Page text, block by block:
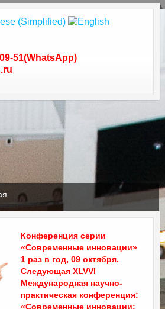
51(WhatsApp)
Конференция серии
«Современные инновации»
1 раз в год, 09 октября.
Следующая XLVVI
Международная научно-
практическая конференция:
«Современные инновации: